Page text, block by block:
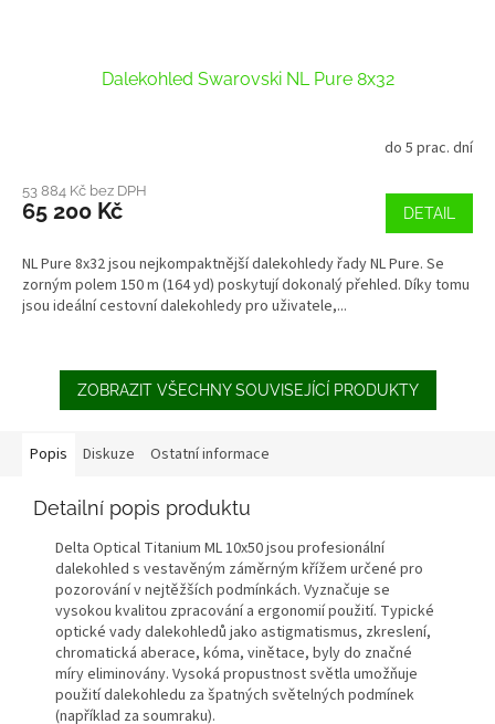
Dalekohled Swarovski NL Pure 8x32
do 5 prac. dní
53 884 Kč bez DPH
65 200 Kč DETAIL
NL Pure 8x32 jsou nejkompaktnější dalekohledy řady NL Pure. Se
zorným polem 150 m (164 yd) poskytují dokonalý přehled. Díky tomu
jsou ideální cestovní dalekohledy pro uživatele,...
ZOBRAZIT VŠECHNY SOUVISEJÍCÍ PRODUKTY
Popis Diskuze Ostatní informace
Detailní popis produktu
Delta Optical Titanium ML 10x50 jsou profesionální
dalekohled s vestavěným záměrným křížem určené pro
pozorování v nejtěžších podmínkách. Vyznačuje se
vysokou kvalitou zpracování a ergonomií použití. Typické
optické vady dalekohledů jako astigmatismus, zkreslení,
chromatická aberace, kóma, vinětace, byly do značné
míry eliminovány. Vysoká propustnost světla umožňuje
použití dalekohledu za špatných světelných podmínek
(například za soumraku).